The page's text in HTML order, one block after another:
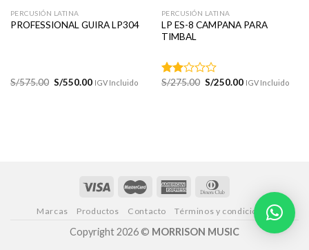
PERCUSIÓN LATINA
PROFESSIONAL GUIRA LP304
S/575.00 El
precio
S/550.00ElIGV Incluido
PERCUSIÓN LATINA
LP ES-8 CAMPANA PARA
TIMBAL
Valorado
S/275.00 El
precio
S/250.00ElIGV Incluido
Marcas Productos Contacto Términos y condiciones
Copyright 2026 © MORRISON MUSIC